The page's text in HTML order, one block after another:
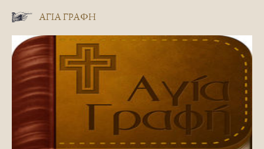
ΑΓΊΑ ΓΡΑΦΉ